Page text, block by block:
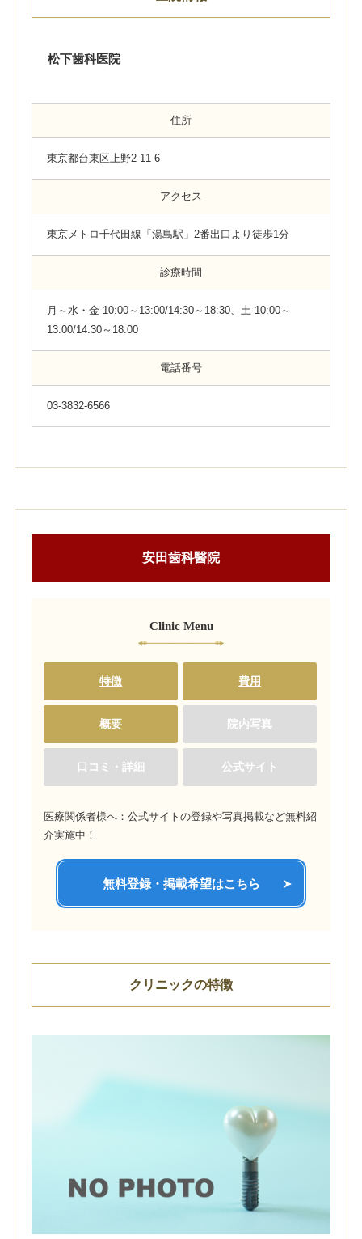
松下歯科医院
住所
東京都台東区上野2-11-6
アクセス
東京メトロ千代田線「湯島駅」2番出口より徒歩1分
診療時間
月～水・金 10:00～13:00/14:30～18:30、土 10:00～
13:00/14:30～18:00
電話番号
03-3832-6566
安田歯科醫院
Clinic Menu
特徴 費用
概要 院内写真
口コミ・詳細 公式サイト
医療関係者様へ：公式サイトの登録や写真掲載など無料紹
介実施中！
無料登録・掲載希望はこちら
クリニックの特徴